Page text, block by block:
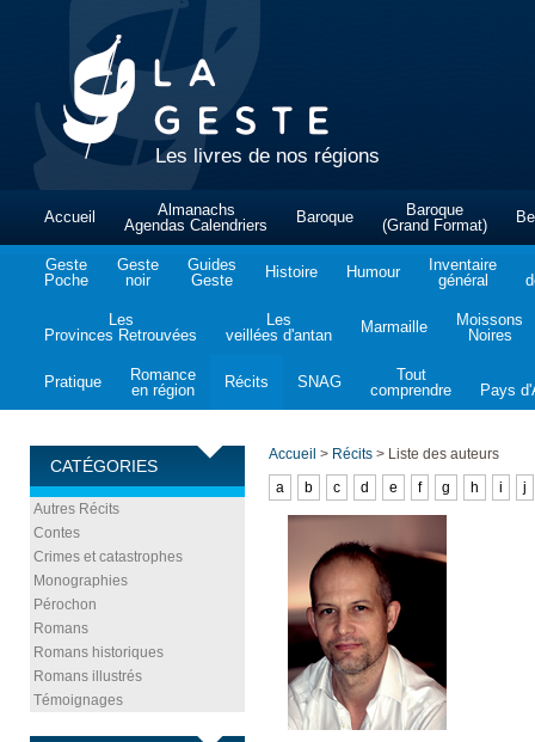
Les livres de nos régions
Accueil
Almanachs
Agendas Calendriers
Baroque
Baroque
(Grand Format)
Geste
Poche
Geste
noir
Guides
Geste
Histoire Humour
Inventaire
général
Les
Provinces Retrouvées
Les
veillées d'antan
Marmaille
Moissons
Noires
Pratique
Romance
en région
Récits SNAG
Tout
comprendre
Pays
CATÉGORIES
Autres Récits
Contes
Crimes et catastrophes
Monographies
Pérochon
Romans
Romans historiques
Romans illustrés
Témoignages
Accueil > Récits > Liste des auteurs
a
b c d e f g h i j